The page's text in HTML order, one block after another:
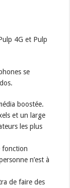
4G et Pulp
se
boostée.
et un large
les plus
fonction
n’est à
de faire des